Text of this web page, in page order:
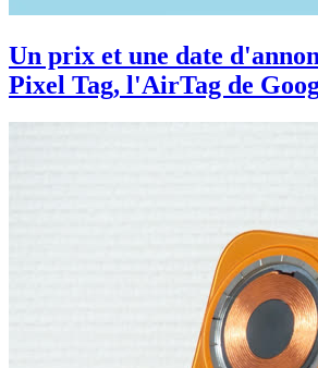
Un prix et une date
Pixel Tag, l'AirTag de